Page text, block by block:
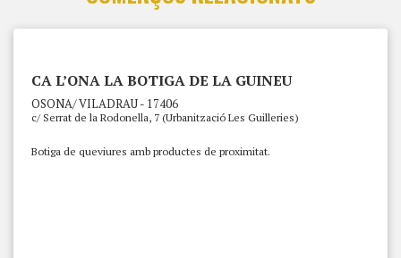
CA L’ONA LA BOTIGA DE LA GUINEU
OSONA/ VILADRAU - 17406
c/ Serrat de la Rodonella, 7 (Urbanització Les Guilleries)
Botiga de queviures amb productes de proximitat.